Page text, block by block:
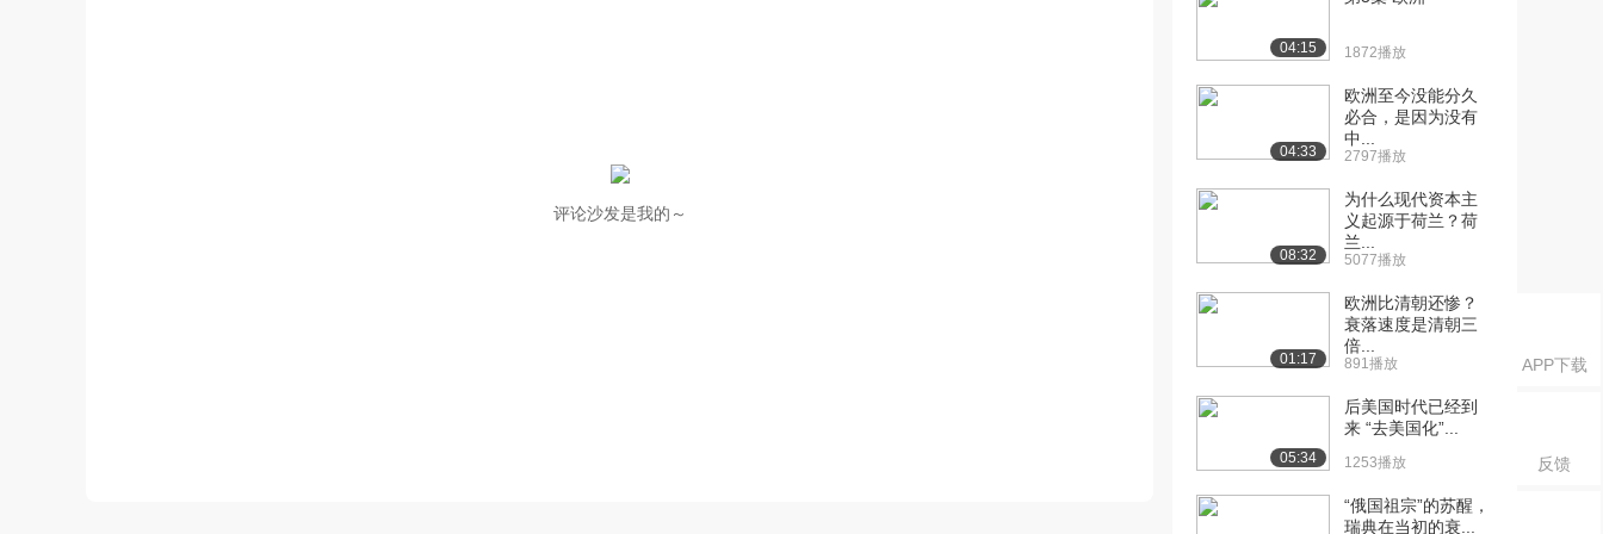
APP下载
反馈
评论沙发是我的～
04:15 1872播放
04:33
欧洲至今没能分久
必合，是因为没有
中...
2797播放
08:32
为什么现代资本主
义起源于荷兰？荷
兰...
5077播放
01:17
欧洲比清朝还惨？
衰落速度是清朝三
倍...
891播放
05:34
后美国时代已经到
来 “去美国化”...
1253播放
“俄国祖宗”的苏醒，
瑞典在当初的衰...